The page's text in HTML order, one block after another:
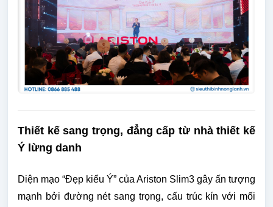
Thiết kế sang trọng, đẳng cấp từ nhà thiết kế
Ý lừng danh
Diện mạo “Đẹp kiểu Ý” của Ariston Slim3 gây ấn tượng
mạnh bởi đường nét sang trọng, cấu trúc kín với mối